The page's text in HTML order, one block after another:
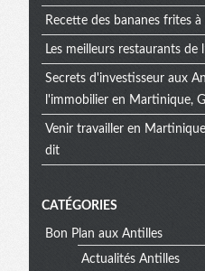
Recette des bananes frites
Les meilleurs restaurants de
Secrets d'investisseur aux
l'immobilier en Martinique,
Venir travailler en
dit
CATÉGORIES
Bon Plan aux Antilles
Actualités Antilles